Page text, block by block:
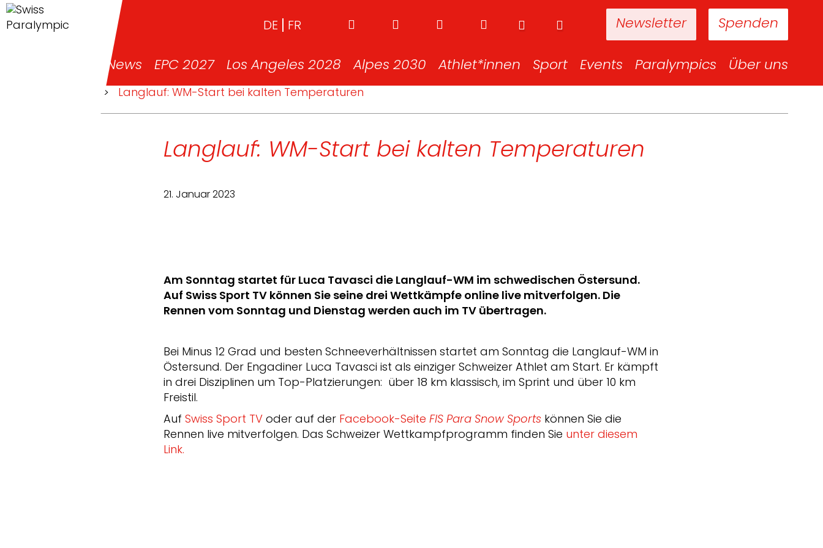
Spenden
Newsletter
DE FR
News EPC 2027 Los Angeles 2028 Alpes 2030 Athlet*innen Sport Events Paralympics Über uns
> Langlauf: WM-Start bei kalten Temperaturen
Langlauf: WM-Start bei kalten Temperaturen
21. Januar 2023
Am Sonntag startet für Luca Tavasci die Langlauf-WM im schwedischen Östersund.
Auf Swiss Sport TV können Sie seine drei Wettkämpfe online live mitverfolgen. Die
Rennen vom Sonntag und Dienstag werden auch im TV übertragen.
Bei Minus 12 Grad und besten Schneeverhältnissen startet am Sonntag die Langlauf-WM in
Östersund. Der Engadiner Luca Tavasci ist als einziger Schweizer Athlet am Start. Er kämpft
in drei Disziplinen um Top-Platzierungen: über 18 km klassisch, im Sprint und über 10 km
Freistil.
Auf Swiss Sport TV oder auf der Facebook-Seite FIS Para Snow Sports können Sie die
Rennen live mitverfolgen. Das Schweizer Wettkampfprogramm finden Sie unter diesem
Link.